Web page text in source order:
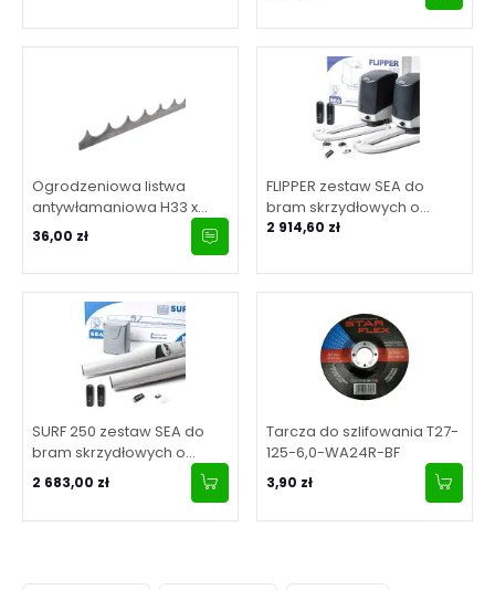
Ogrodzeniowa listwa
antywłamaniowa H33 x
L2000 x 3 mm
36,00 zł
FLIPPER zestaw SEA do
bram skrzydłowych o
maksymalnej długości
2 914,60 zł
SURF 250 zestaw SEA do
bram skrzydłowych o
maksymalnej długości
skrzydła 2.5 m
2 683,00 zł
Tarcza do szlifowania T27-
125-6,0-WA24R-BF
3,90 zł